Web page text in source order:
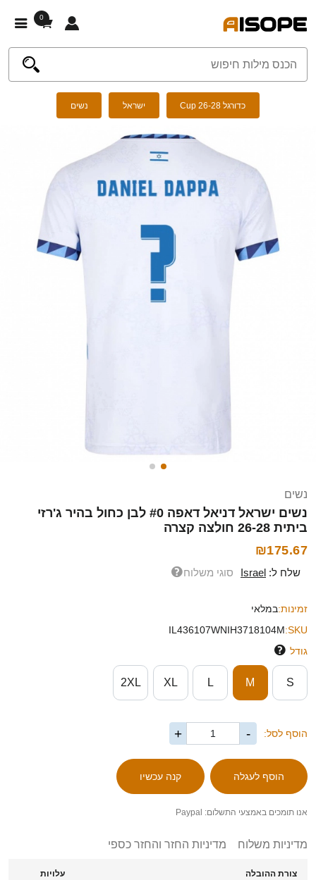
0
כדורגל Cup 26-28 ישראל נשים
נשים
נשים ישראל דניאל דאפה #0 לבן כחול בהיר ג'רזי
ביתית 26-28 חולצה קצרה
₪175.67
שלח ל: Israel סוגי משלוח
זמינות:במלאי
SKU:
IL436107WNIH3718104M
גודל
S
M
L
XL
2XL
הוסף לסל: -
+
אנו תומכים באמצעי התשלום: Paypal
מדיניות משלוח מדיניות החזר והחזר כספי
צורת ההובלה עלויות